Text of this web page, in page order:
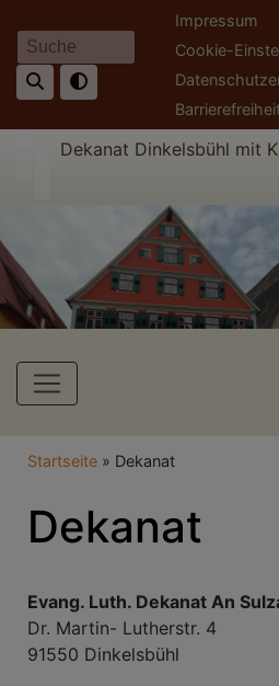
zum
Inhalt
Suche
Impressum
Cookie-
Dekanat Dinkelsbühl mit
Hauptnavigation
Breadcrumb
Startseite Dekanat
Dekanat
Evang. Luth. Dekanat An
Dr. Martin- Lutherstr. 4
91550 Dinkelsbühl